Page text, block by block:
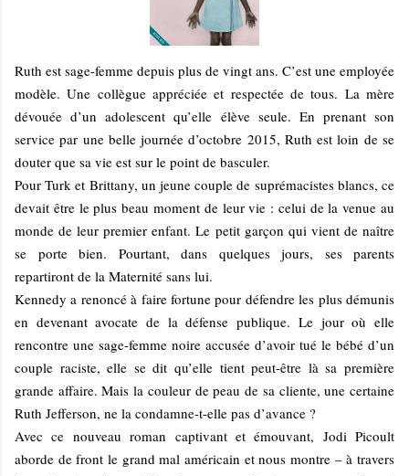
Ruth est sage-femme depuis plus de vingt ans. C’est une em­ployée
modèle. Une collègue appréciée et respectée de tous. La mère
dévouée d’un adolescent qu’elle élève seule. En prenant son
service par une belle journée d’octobre 2015, Ruth est loin de se
douter que sa vie est sur le point de basculer.
Pour Turk et Brittany, un jeune couple de suprémacistes blancs, ce
devait être le plus beau moment de leur vie : celui de la venue au
monde de leur premier enfant. Le petit garçon qui vient de naître
se porte bien. Pourtant, dans quelques jours, ses parents
repartiront de la Maternité sans lui.
Kennedy a renoncé à faire fortune pour défendre les plus démunis
en devenant avocate de la défense publique. Le jour où elle
rencontre une sage-femme noire accusée d’avoir tué le bébé d’un
couple raciste, elle se dit qu’elle tient peut-être là sa première
grande affaire. Mais la couleur de peau de sa cliente, une certaine
Ruth Jefferson, ne la condamne-t-elle pas d’avance ?
Avec ce nouveau roman captivant et émouvant, Jodi Picoult
aborde de front le grand mal américain et nous montre – à travers